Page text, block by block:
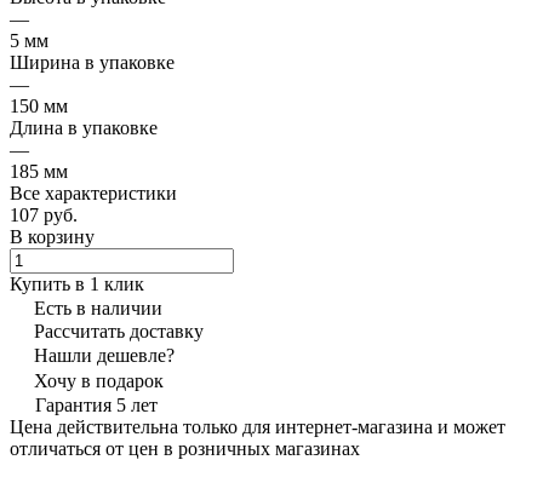
—
5 мм
Ширина в упаковке
—
150 мм
Длина в упаковке
—
185 мм
Все характеристики
107 руб.
В корзину
Купить в 1 клик
Есть в наличии
Рассчитать доставку
Нашли дешевле?
Хочу в подарок
Гарантия 5 лет
Цена действительна только для интернет-магазина и может
отличаться от цен в розничных магазинах